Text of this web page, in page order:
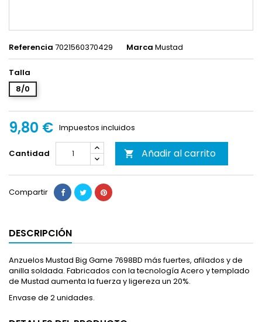
Referencia 7021560370429 Marca Mustad
Talla
8/0
9,80 € Impuestos incluidos
Cantidad  Añadir al carrito
Compartir
DESCRIPCIÓN
Anzuelos Mustad Big Game 7698BD más fuertes, afilados y de
anilla soldada. Fabricados con la tecnología Acero y templado
de Mustad aumenta la fuerza y ligereza un 20%.
Envase de 2 unidades.